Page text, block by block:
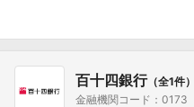
百十四銀行（全1件）
金融機関コード：0173